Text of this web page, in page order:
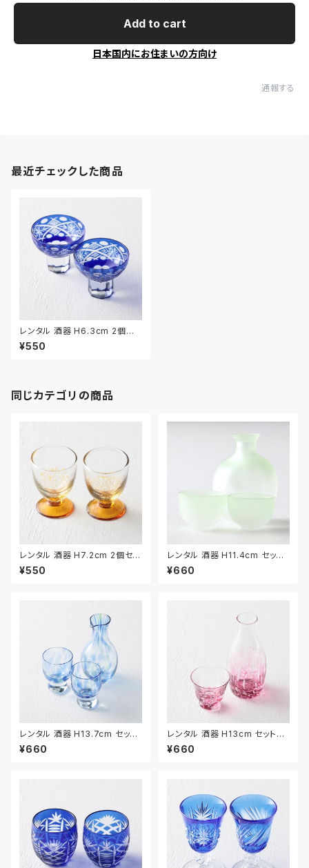
Add to cart
日本国内にお住まいの方向け
通報する
最近チェックした商品
レンタル 酒器 H6.3cm 2個セッ
ト｜SHU032
¥550
同じカテゴリの商品
レンタル 酒器 H7.2cm 2個セッ
ト｜SHU037
¥550
レンタル 酒器 H11.4cm セット
｜SHU029
¥660
レンタル 酒器 H13.7cm セット
｜SHU030
¥660
レンタル 酒器 H13cm セット｜
SHU031
¥660